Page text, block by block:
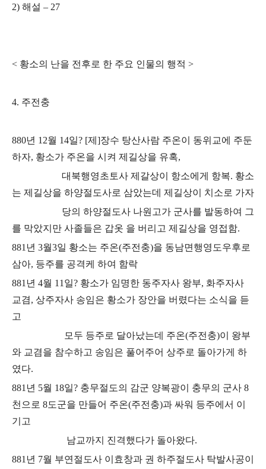
2) 해설 – 27
< 황소의 난을 전후로 한 주요 인물의 행적 >
4. 주전충
880년 12월 14일? [제 ]장수 탕산사람 주온이 동위교에 주둔
하자, 황소가 주온을 시켜 제길상을 유혹,
대북행영초토사 제갈상이 항소에게 항복. 황소
는 제길상을 하양절도사로 삼았는데 제길상이 치소로 가자
당의 하양절도사 나원고가 군사를 발동하여 그
를 막았지만 사졸들은 갑옷 을 버리고 제길상을 영접함.
881 년 3월3일 황소는 주온(주전충)을 동남면행영도우후로
삼아, 등주를 공격케 하여 함락
881 년 4월 11 일? 황소가 임명한 동주자사 왕부, 화주자사
교겸, 상주자사 송임은 황소가 장안을 버렸다는 소식을 듣
고
모두 등주로 달아났는데 주온(주전충)이 왕부
와 교겸을 참수하고 송임은 풀어주어 상주로 돌아가게 하
였다.
881 년 5월 18일? 충무절도의 감군 양복광이 충무의 군사 8
천으로 8도군을 만들어 주온(주전충)과 싸워 등주에서 이
기고
남교까지 진격했다가 돌아왔다.
881 년 7월 부연절도사 이효창과 권 하주절도사 탁발사공이